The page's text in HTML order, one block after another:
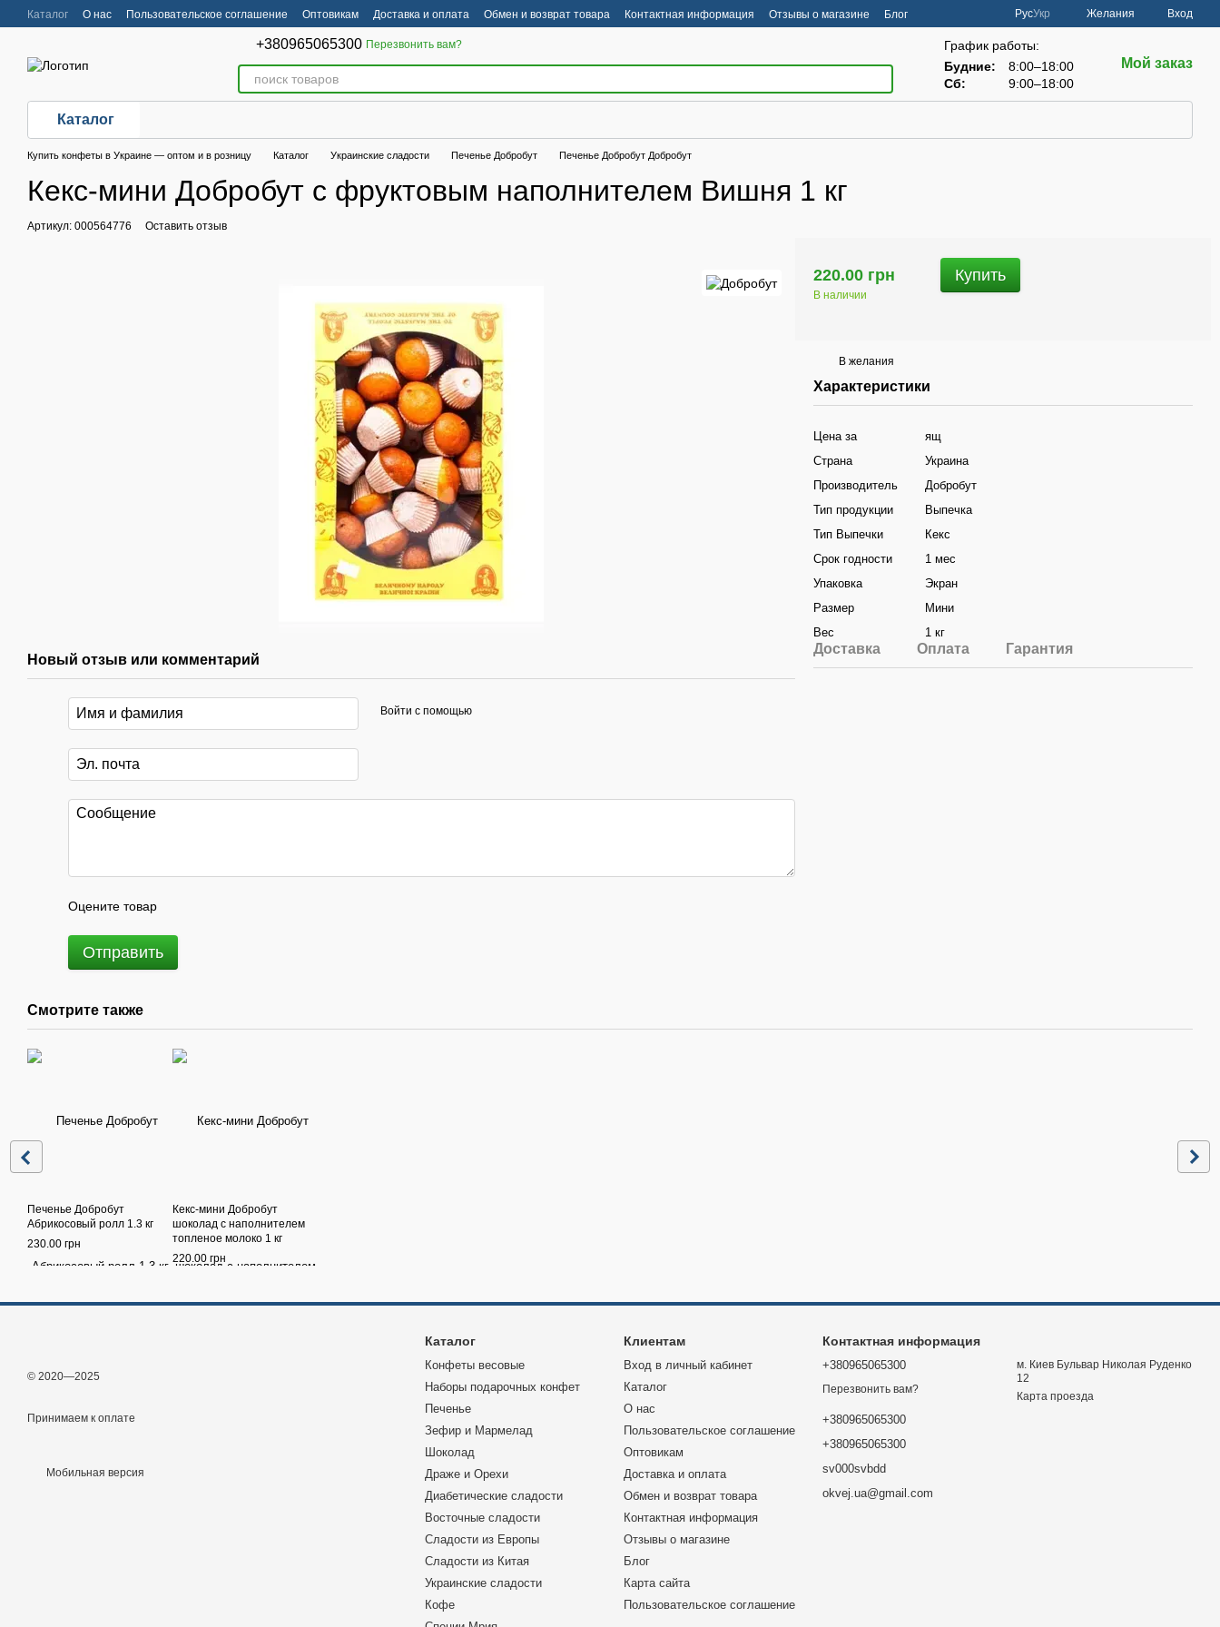
Перейти к основному контенту
Каталог О нас Пользовательское соглашение Оптовикам Доставка и оплата Обмен и возврат товара Контактная информация Отзывы о магазине
Блог
РусУкр Желания Вход
+380965065300 Перезвонить вам?
График работы:
Будние:
8:00–18:00
Сб:
9:00–18:00
Мой заказ
Каталог
Купить конфеты в Украине — оптом и в розницу Каталог Украинские сладости Печенье Добробут Печенье Добробут Добробут
Кекс-мини Добробут с фруктовым наполнителем Вишня 1 кг
Артикул: 000564776 Оставить отзыв
Новый отзыв или комментарий
Войти с помощью
Оцените товар
Отправить
220.00 грн
В наличии
Купить
В желания
Характеристики
Цена за
ящ
Страна
Украина
Производитель
Добробут
Тип продукции
Выпечка
Тип Выпечки
Кекс
Срок годности
1 мес
Упаковка
Экран
Размер
Мини
Вес
1 кг
Доставка Оплата Гарантия
Смотрите также
Печенье Добробут
Абрикосовый ролл 1.3 кг
230.00 грн
Кекс-мини Добробут
шоколад с наполнителем
топленое молоко 1 кг
220.00 грн
© 2020—2025
Принимаем к оплате
Мобильная версия
Каталог
Конфеты весовые
Наборы подарочных конфет
Печенье
Зефир и Мармелад
Шоколад
Драже и Орехи
Диабетические сладости
Восточные сладости
Сладости из Европы
Сладости из Китая
Украинские сладости
Кофе
Клиентам
Вход в личный кабинет
Каталог
О нас
Пользовательское соглашение
Оптовикам
Доставка и оплата
Обмен и возврат товара
Контактная информация
Отзывы о магазине
Блог
Карта сайта
Пользовательское соглашение
Контактная информация
+380965065300
Перезвонить вам?
+380965065300
+380965065300
sv000svbdd
okvej.ua@gmail.com
м. Киев Бульвар Николая Руденко
12
Карта проезда